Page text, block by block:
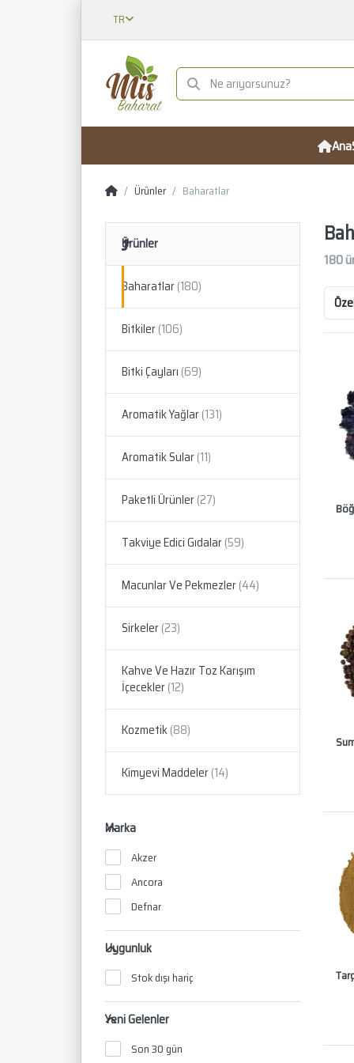
TR
Ürünler Baharatlar
Ürünler
Baharatlar
Bitkiler
Bitki Çayları
Aromatik Yağlar
Aromatik Sular
Paketli Ürünler
Takviye Edici Gıdalar
Macunlar Ve Pekmezler
Sirkeler
Kahve Ve Hazır Toz Karışım
İçecekler
Kozmetik
Kimyevi Maddeler
Marka
Akzer
Ancora
Defnar
Uygunluk
Stok dışı hariç
Yeni Gelenler
Son 30 gün
180